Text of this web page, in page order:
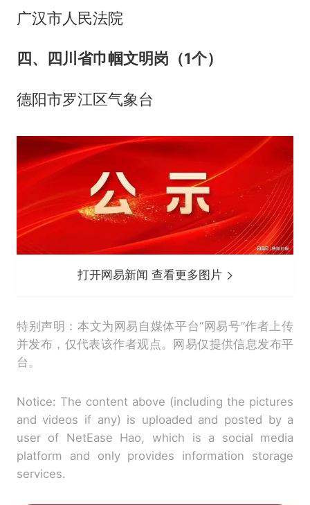
广汉市人民法院
四、四川省巾帼文明岗（1个）
德阳市罗江区气象台
打开网易新闻 查看更多图片
特别声明：本文为网易自媒体平台“网易号”作者上传
并发布，仅代表该作者观点。网易仅提供信息发布平
台。
Notice: The content above (including the pictures
and videos if any) is uploaded and posted by a
user of NetEase Hao, which is a social media
platform and only provides information storage
services.